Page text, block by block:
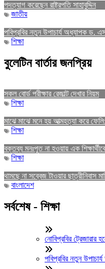
পদত্যাগ করেছেন রাষ্ট্রপতি সাহাবুদ্দিন
জাতীয়
পবিপ্রবির নতুন উপাচার্য অধ্যাপক ড.
শিক্ষা
বুলেটিন বার্তার জনপ্রিয়
সকল বোর্ড পরীক্ষার রেজাল্ট দেখার নিয়ম
শিক্ষা
মাঝে মাঝে মনে হয় আত্মহত্যা করে
শিক্ষা
বক্তব্য মনঃপুত না হওয়ায় এক
শিক্ষা
থামছে না সব্বেজ টাওয়ার ছাত্রীনিবাস
বাংলাদেশ
সর্বশেষ - শিক্ষা
নোবিপ্রবির ট্রেজারার
পবিপ্রবির নতুন